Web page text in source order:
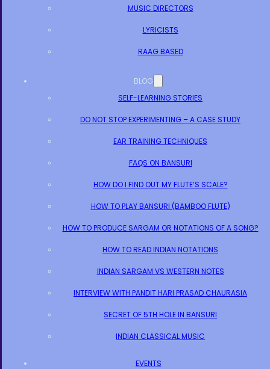
MUSIC DIRECTORS
LYRICISTS
RAAG BASED
BLOG
SELF-LEARNING STORIES
DO NOT STOP EXPERIMENTING – A CASE STUDY
EAR TRAINING TECHNIQUES
FAQS ON BANSURI
HOW DO I FIND OUT MY FLUTE’S SCALE?
HOW TO PLAY BANSURI (BAMBOO FLUTE)
HOW TO PRODUCE SARGAM OR NOTATIONS OF A SONG?
HOW TO READ INDIAN NOTATIONS
INDIAN SARGAM VS WESTERN NOTES
INTERVIEW WITH PANDIT HARI PRASAD CHAURASIA
SECRET OF 5TH HOLE IN BANSURI
INDIAN CLASSICAL MUSIC
EVENTS